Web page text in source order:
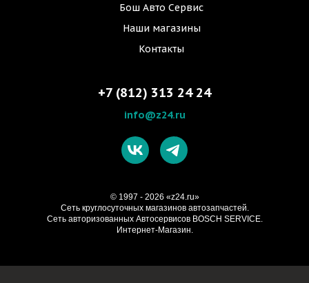
Бош Авто Сервис
Наши магазины
Контакты
+7 (812) 313 24 24
info@z24.ru
© 1997 - 2026 «z24.ru»
Cеть круглосуточных магазинов автозапчастей.
Сеть авторизованных Автосервисов BOSCH SERVICE.
Интернет-Магазин.